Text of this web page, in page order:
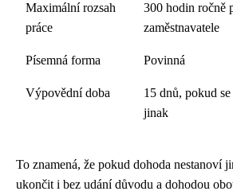
Maximální rozsah
práce
300 hodin ročně
zaměstnavatele
Písemná forma Povinná
Výpovědní doba
15 dnů, pokud
jinak
To znamená, že pokud dohoda nestanoví
ukončit i bez udání důvodu a dohodou